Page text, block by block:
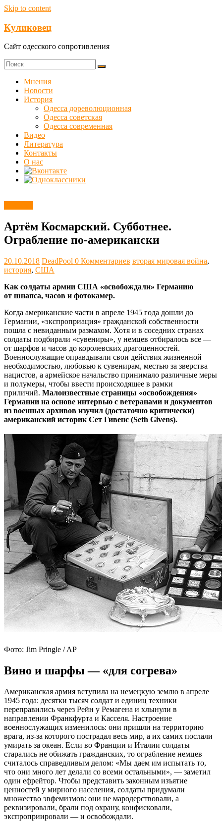
Skip to content
Куликовец
Сайт одесского сопротивления
Мнения
Новости
История
Одесса дореволюционная
Одесса советская
Одесса современная
Видео
Литература
Контакты
О нас
Артём Космарский. Субботнее.
Ограбление по-американски
20.10.2018 DeadPool 0 Комментариев вторая мировая война,
история, США
Как солдаты армии США «освобождали» Германию
от шнапса, часов и фотокамер.
Когда американские части в апреле 1945 года дошли до
Германии, «экспроприация» гражданской собственности
пошла с невиданным размахом. Хотя и в соседних странах
солдаты подбирали «сувениры», у немцев отбиралось все —
от шарфов и часов до королевских драгоценностей.
Военнослужащие оправдывали свои действия жизненной
необходимостью, любовью к сувенирам, местью за зверства
нацистов, а армейское начальство принимало различные меры
и полумеры, чтобы ввести происходящее в рамки
приличий. Малоизвестные страницы «освобождения»
Германии на основе интервью с ветеранами и документов
из военных архивов изучил (достаточно критически)
американский историк Сет Гивенс (Seth Givens).
Фото: Jim Pringle / AP
Вино и шарфы — «для согрева»
Американская армия вступила на немецкую землю в апреле
1945 года: десятки тысяч солдат и единиц техники
переправились через Рейн у Ремагена и хлынули в
направлении Франкфурта и Касселя. Настроение
военнослужащих изменилось: они пришли на территорию
врага, из-за которого пострадал весь мир, а их самих послали
умирать за океан. Если во Франции и Италии солдаты
старались не обижать гражданских, то ограбление немцев
считалось справедливым делом: «Мы даем им испытать то,
что они много лет делали со всеми остальными», — заметил
один ефрейтор. Чтобы представить законным изъятие
ценностей у мирного населения, солдаты придумали
множество эвфемизмов: они не мародерствовали, а
реквизировали, брали под охрану, конфисковали,
экспроприировали — и освобождали.